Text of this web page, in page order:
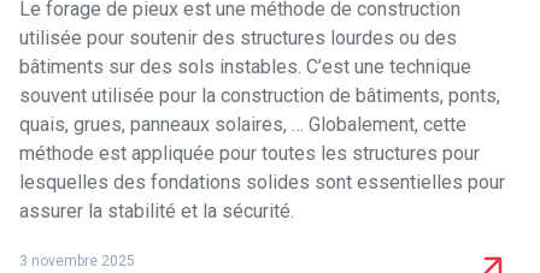
Le forage de pieux est une méthode de construction
utilisée pour soutenir des structures lourdes ou des
bâtiments sur des sols instables. C’est une technique
souvent utilisée pour la construction de bâtiments, ponts,
quais, grues, panneaux solaires, … Globalement, cette
méthode est appliquée pour toutes les structures pour
lesquelles des fondations solides sont essentielles pour
assurer la stabilité et la sécurité.
3 novembre 2025